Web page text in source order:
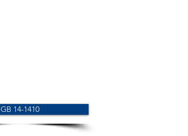
GB 14-1410